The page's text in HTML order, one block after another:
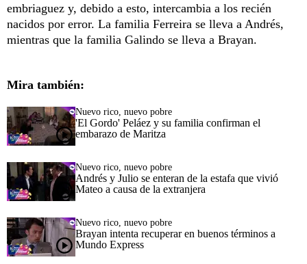
embriaguez y, debido a esto, intercambia a los recién
nacidos por error. La familia Ferreira se lleva a Andrés,
mientras que la familia Galindo se lleva a Brayan.
Mira también:
Nuevo rico, nuevo pobre
'El Gordo' Peláez y su familia confirman el
embarazo de Maritza
Nuevo rico, nuevo pobre
Andrés y Julio se enteran de la estafa que vivió
Mateo a causa de la extranjera
Nuevo rico, nuevo pobre
Brayan intenta recuperar en buenos términos a
Mundo Express